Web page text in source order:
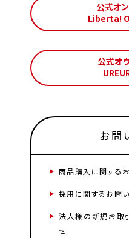
公式オ
Liberta!
公式オ
お問
商品購入に関する
採用に関するお問
法人様の新規お取
せ